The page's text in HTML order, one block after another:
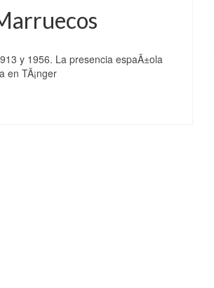
y 1956. La presencia espaÃ±ola
en TÃ¡nger